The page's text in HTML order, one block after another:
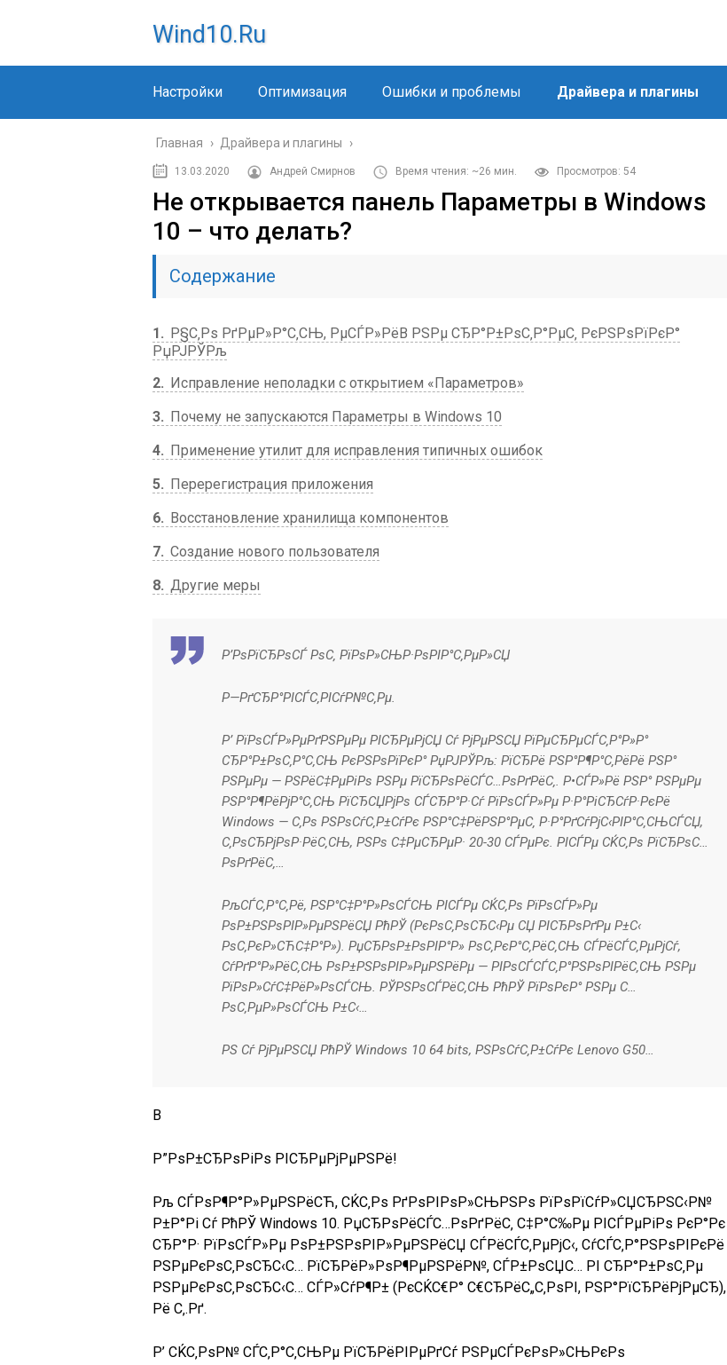
Wind10.ru
Настройки Оптимизация Ошибки и проблемы Драйвера и плагины
Главная › Драйвера и плагины ›
13.03.2020 Андрей Смирнов Время чтения: ~26 мин. Просмотров: 54
Не открывается панель Параметры в Windows
10 – что делать?
Содержание
1
Р§С‚Рѕ РґРµР»Р°С‚СЊ, РµСЃР»РёВ РЅРµ СЂР°Р±РѕС‚Р°РµС‚ РєРЅРѕРїРєР°
РџРЈРЎРљ
2
Исправление неполадки с открытием «Параметров»
3
Почему не запускаются Параметры в Windows 10
4
Применение утилит для исправления типичных ошибок
5
Перерегистрация приложения
6
Восстановление хранилища компонентов
7 Создание нового пользователя
8 Другие меры
Р’РѕРїСЂРѕСЃ РѕС‚ РїРѕР»СЊР·РѕРІР°С‚РµР»СЏ
Р—РґСЂР°РІСЃС‚РІСѓР№С‚Рµ.
Р’ РїРѕСЃР»РµРґРЅРµРµ РІСЂРµРјСЏ Сѓ РјРµРЅСЏ РїРµСЂРµСЃС‚Р°Р»Р°
СЂР°Р±РѕС‚Р°С‚СЊ РєРЅРѕРїРєР° РџРЈРЎРљ: РїСЂРё РЅР°Р¶Р°С‚РёРё РЅР°
РЅРµРµ — РЅРёС‡РµРіРѕ РЅРµ РїСЂРѕРёСЃС…РѕРґРёС‚. Р•СЃР»Рё РЅР° РЅРµРµ
РЅР°Р¶РёРјР°С‚СЊ РїСЂСЏРјРѕ СЃСЂР°Р·Сѓ РїРѕСЃР»Рµ Р·Р°РіСЂСѓР·РєРё
Windows — С‚Рѕ РЅРѕСѓС‚Р±СѓРє РЅР°С‡РёРЅР°РµС‚ Р·Р°РґСѓРјС‹РІР°С‚СЊСЃСЏ,
С‚РѕСЂРјРѕР·РёС‚СЊ, РЅРѕ С‡РµСЂРµР· 20-30 СЃРµРє. РІСЃРµ СЌС‚Рѕ РїСЂРѕС…
РѕРґРёС‚…
РљСЃС‚Р°С‚Рё, РЅР°С‡Р°Р»РѕСЃСЊ РІСЃРµ СЌС‚Рѕ РїРѕСЃР»Рµ
РѕР±РЅРѕРІР»РµРЅРёСЏ РћРЎ (РєРѕС‚РѕСЂС‹Рµ СЏ РІСЂРѕРґРµ Р±С‹
РѕС‚РєР»СЋС‡Р°Р»). РџСЂРѕР±РѕРІР°Р» РѕС‚РєР°С‚РёС‚СЊ СЃРёСЃС‚РµРјСѓ,
СѓРґР°Р»РёС‚СЊ РѕР±РЅРѕРІР»РµРЅРёРµ — РІРѕСЃСЃС‚Р°РЅРѕРІРёС‚СЊ РЅРµ
РїРѕР»СѓС‡РёР»РѕСЃСЊ. РЎРЅРѕСЃРёС‚СЊ РћРЎ РїРѕРєР° РЅРµ С…
РѕС‚РµР»РѕСЃСЊ Р±С‹…
PS Сѓ РјРµРЅСЏ РћРЎ Windows 10 64 bits, РЅРѕСѓС‚Р±СѓРє Lenovo G50…
В
Р”РѕР±СЂРѕРіРѕ РІСЂРµРјРµРЅРё!
Рљ СЃРѕР¶Р°Р»РµРЅРёСЋ, СЌС‚Рѕ РґРѕРІРѕР»СЊРЅРѕ РїРѕРїСѓР»СЏСЂРЅС‹Р№
Р±Р°Рі Сѓ РћРЎ Windows 10. РџСЂРѕРёСЃС…РѕРґРёС‚ С‡Р°С‰Рµ РІСЃРµРіРѕ РєР°Рє
СЂР°Р· РїРѕСЃР»Рµ РѕР±РЅРѕРІР»РµРЅРёСЏ СЃРёСЃС‚РµРјС‹, СѓСЃС‚Р°РЅРѕРІРєРё
РЅРµРєРѕС‚РѕСЂС‹С… РїСЂРёР»РѕР¶РµРЅРёР№, СЃР±РѕСЏС… РІ СЂР°Р±РѕС‚Рµ
РЅРµРєРѕС‚РѕСЂС‹С… СЃР»СѓР¶Р± (РєСЌС€Р° С€СЂРёС„С‚РѕРІ, РЅР°РїСЂРёРјРµСЂ),
Рё С‚.Рґ.
Р’ СЌС‚РѕР№ СЃС‚Р°С‚СЊРµ РїСЂРёРІРµРґСѓ РЅРµСЃРєРѕР»СЊРєРѕ